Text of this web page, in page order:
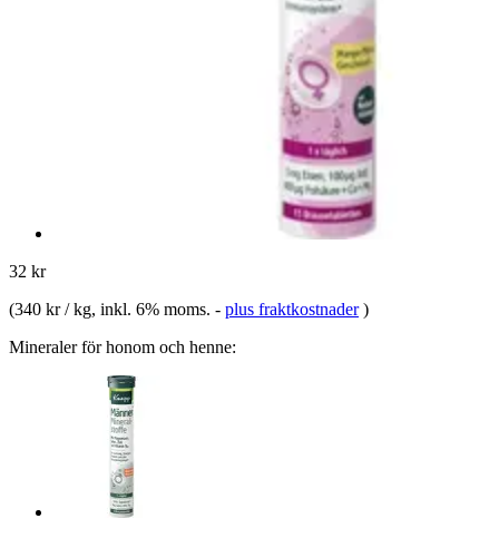
32 kr
(340 kr / kg, inkl. 6% moms. - plus fraktkostnader )
Mineraler för honom och henne: